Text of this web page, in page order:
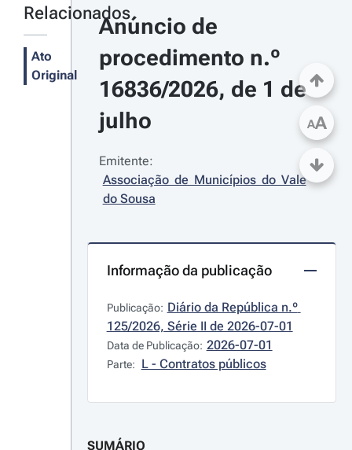
Relacionados
Ato
Original
Anúncio de
procedimento n.º
16836/2026, de 1 de
julho
Emitente:
Associação de Municípios do Vale
do Sousa
Informação da publicação
Publicação: Diário da República n.º
125/2026, Série II de 2026-07-01
Data de Publicação: 2026-07-01
Parte: L - Contratos públicos
SUMÁRIO
AA